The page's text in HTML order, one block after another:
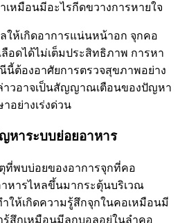
เหมือนมีอะไรกีดขวางการหายใจ
ให้เกิดอาการแน่นหน้าอก จุกคอ
อดได้ไม่เต็มประสิทธิภาพ การหา
ต้องอาศัยการตรวจสุขภาพอย่าง
ล่าวอาจเป็นสัญญาณเตือนของปัญหา
อย่างเร่งด่วน
หาระบบย่อยอาหาร
ที่พบบ่อยของอาการจุกที่คอ
าหารไหลขึ้นมากระตุ้นบริเวณ
ให้เกิดความรู้สึกจุกในคอเหมือนมี
รู้สึกเหมือนมีลูกบอลอยู่ในลำคอ